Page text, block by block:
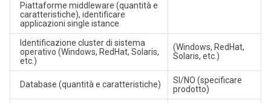
Piattaforme middleware (quantità e
caratteristiche), identificare
applicazioni single istance
Identificazione cluster di sistema
operativo (Windows, RedHat, Solaris,
etc.)
(Windows, RedHat,
Solaris, etc.)
Database (quantità e caratteristiche)
SI/NO (specificare
prodotto)